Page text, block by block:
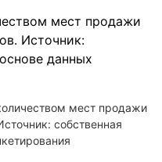
мест продажи
собственная